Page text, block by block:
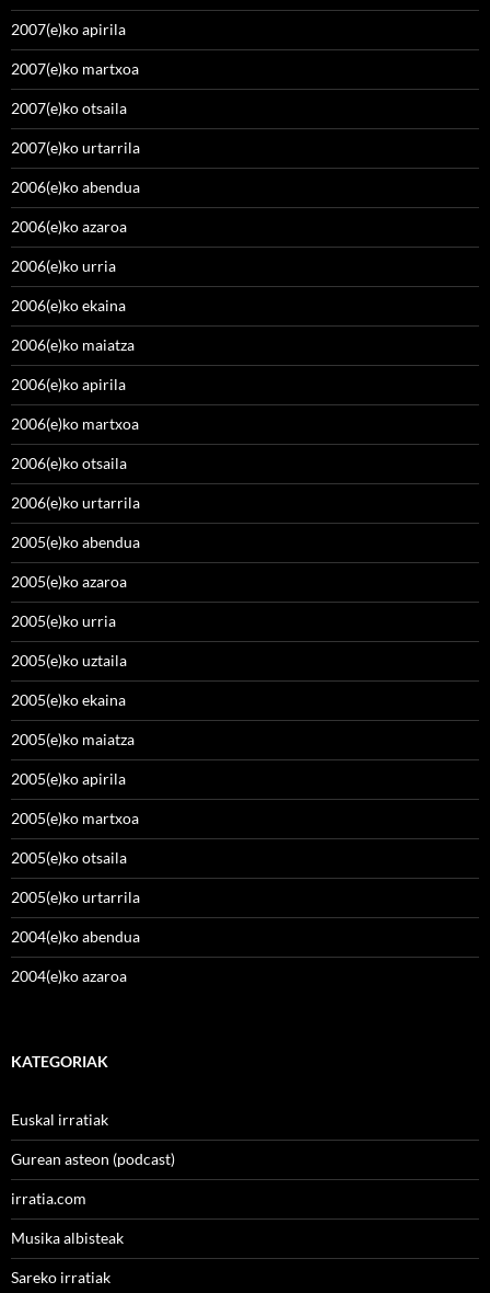
2007(e)ko apirila
2007(e)ko martxoa
2007(e)ko otsaila
2007(e)ko urtarrila
2006(e)ko abendua
2006(e)ko azaroa
2006(e)ko urria
2006(e)ko ekaina
2006(e)ko maiatza
2006(e)ko apirila
2006(e)ko martxoa
2006(e)ko otsaila
2006(e)ko urtarrila
2005(e)ko abendua
2005(e)ko azaroa
2005(e)ko urria
2005(e)ko uztaila
2005(e)ko ekaina
2005(e)ko maiatza
2005(e)ko apirila
2005(e)ko martxoa
2005(e)ko otsaila
2005(e)ko urtarrila
2004(e)ko abendua
2004(e)ko azaroa
KATEGORIAK
Euskal irratiak
Gurean asteon (podcast)
irratia.com
Musika albisteak
Sareko irratiak